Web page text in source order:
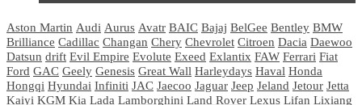
Aston Martin Audi Aurus Avatr BAIC Bajaj BelGee Bentley BMW
Brilliance Cadillac Changan Chery Chevrolet Citroen Dacia Daewoo
Datsun drift Evil Empire Evolute Exeed Exlantix FAW Ferrari Fiat
Ford GAC Geely Genesis Great Wall Harleydays Haval Honda
Hongqi Hyundai Infiniti JAC Jaecoo Jaguar Jeep Jeland Jetour Jetta
Kaiyi KGM Kia Lada Lamborghini Land Rover Lexus Lifan Lixiang